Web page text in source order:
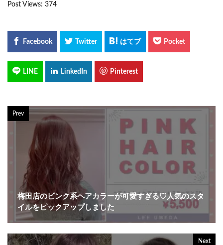
Post Views: 374
Prev
梅田店のピンク系ヘアカラーが可愛すぎる♡人気のスタ
イルをピックアップしました
Next